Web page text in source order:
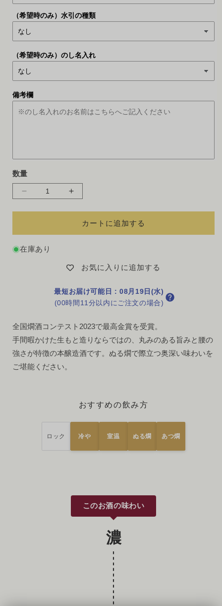
お中元
お歳暮
粗品
御祝
無地
その他
（希望時のみ）水引の種類
（希望時のみ）のし名入れ
備考欄
数
数量
数
ら
す
数
カートに追加する
在庫あり
お気に入りに追加する
最短お届け可能日 :08月19日(水)
(00時間11分以内にご注文の場合)
全国燗酒コンテスト2023で最高金賞を受賞。
手間暇かけた生もと造りならではの、丸みのある旨みと腰の
強さが特徴の本醸造酒です。ぬる燗で際立つ奥深い味わいを
ご堪能ください。
おすすめの飲み方
ロック 冷や 室温 ぬる燗 あつ燗
このお酒の味わい
濃